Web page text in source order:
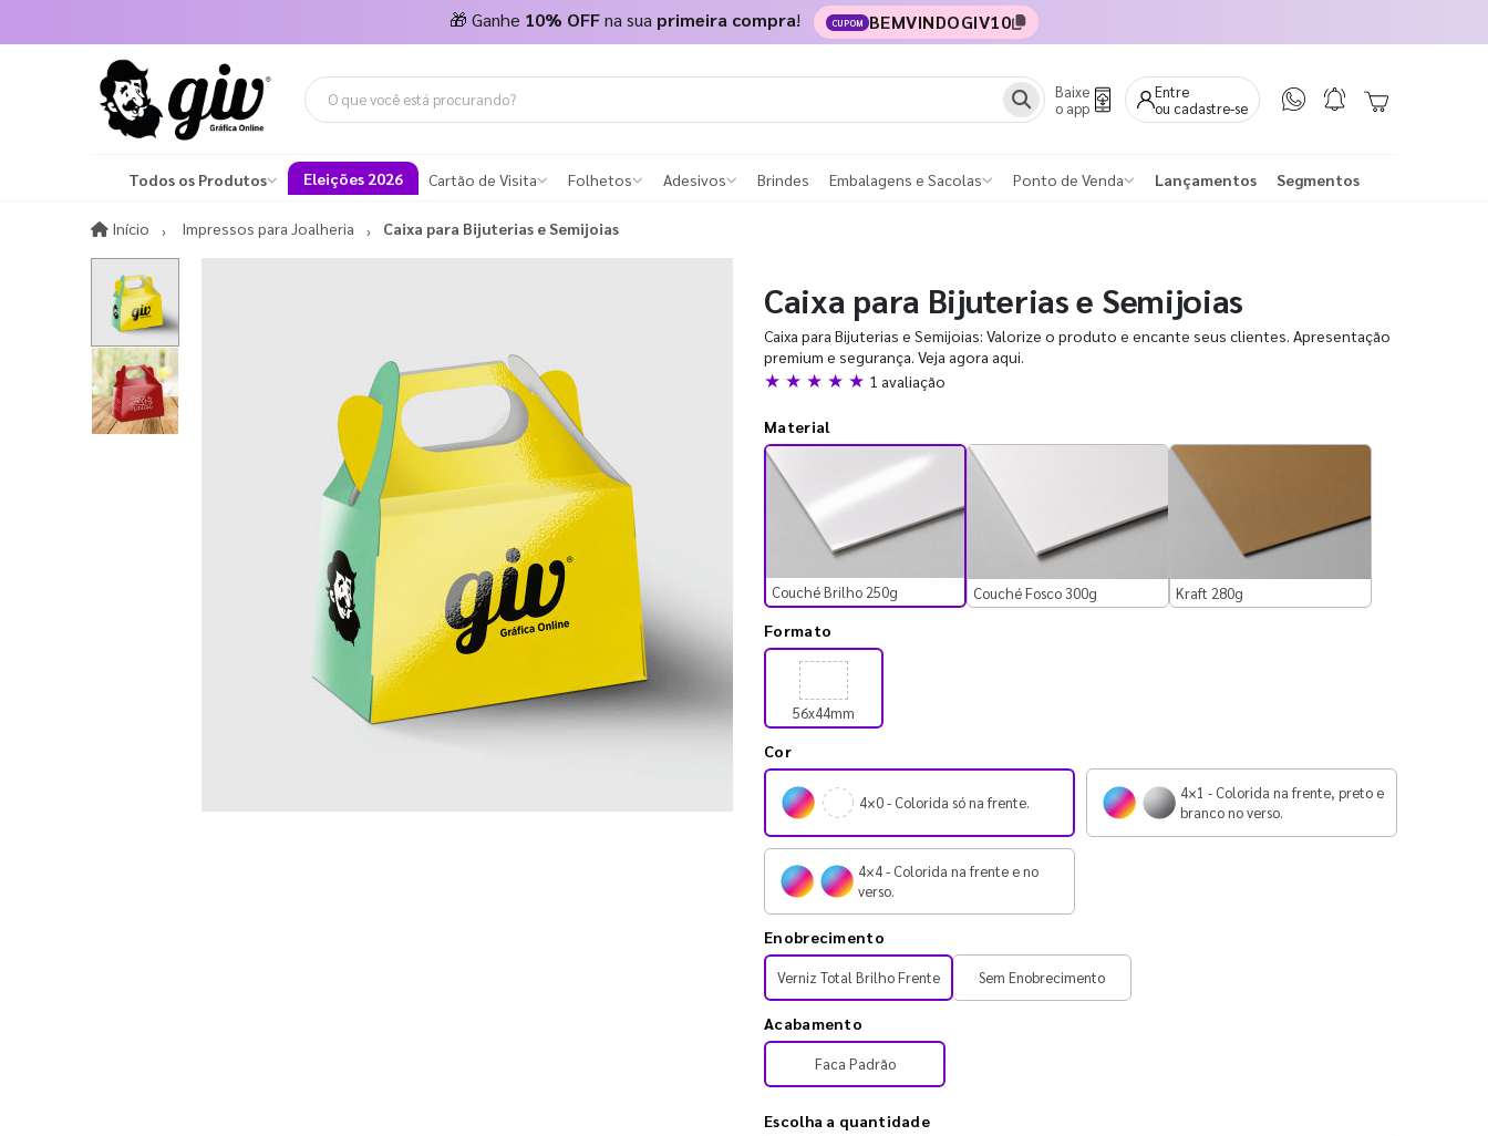
🎁 Ganhe 10% OFFna sua primeira compra! CUPOM BEMVINDOGIV10
Baixe
o app
Entre
ou cadastre-se
Todos os Produtos Eleições 2026 Cartão de Visita Folhetos Adesivos Brindes Embalagens e Sacolas Ponto de Venda Lançamentos Segmentos
Início InícioImpressos para Joalheria Caixa para Bijuterias e Semijoias
Caixa para Bijuterias e Semijoias
Caixa para Bijuterias e Semijoias: Valorize o produto e encante seus clientes. Apresentação
premium e segurança. Veja agora aqui.
★ ★ ★ ★ ★ 1 avaliação
Material
Couché Brilho 250g Couché Fosco 300g Kraft 280g
Formato
56x44mm
Cor
4×0 - Colorida só na frente.
4×1 - Colorida na frente, preto e
branco no verso.
4×4 - Colorida na frente e no
verso.
Enobrecimento
Verniz Total Brilho Frente Sem Enobrecimento
Acabamento
Faca Padrão
Escolha a quantidade